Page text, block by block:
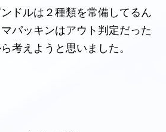
ドルは２種類を常備してるん
パッキンはアウト判定だった
考えようと思いました。